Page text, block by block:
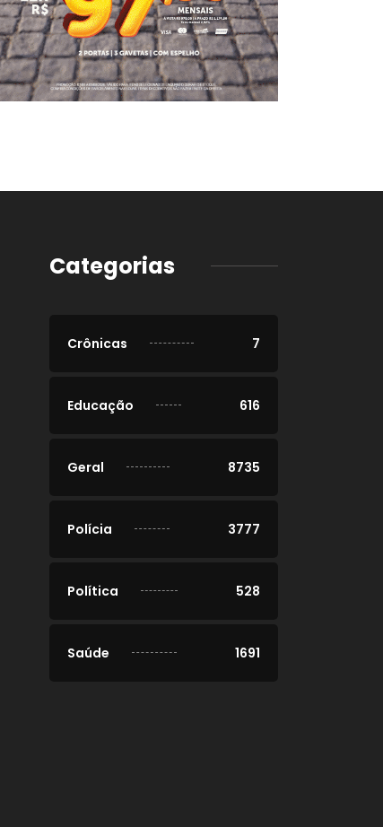
Categorias
Crônicas 7
Educação 616
Geral 8735
Polícia 3777
Política 528
Saúde 1691